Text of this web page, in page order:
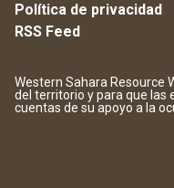
Política de privacidad
RSS Feed
Western Sahara Resource
del territorio y para que las
cuentas de su apoyo a la